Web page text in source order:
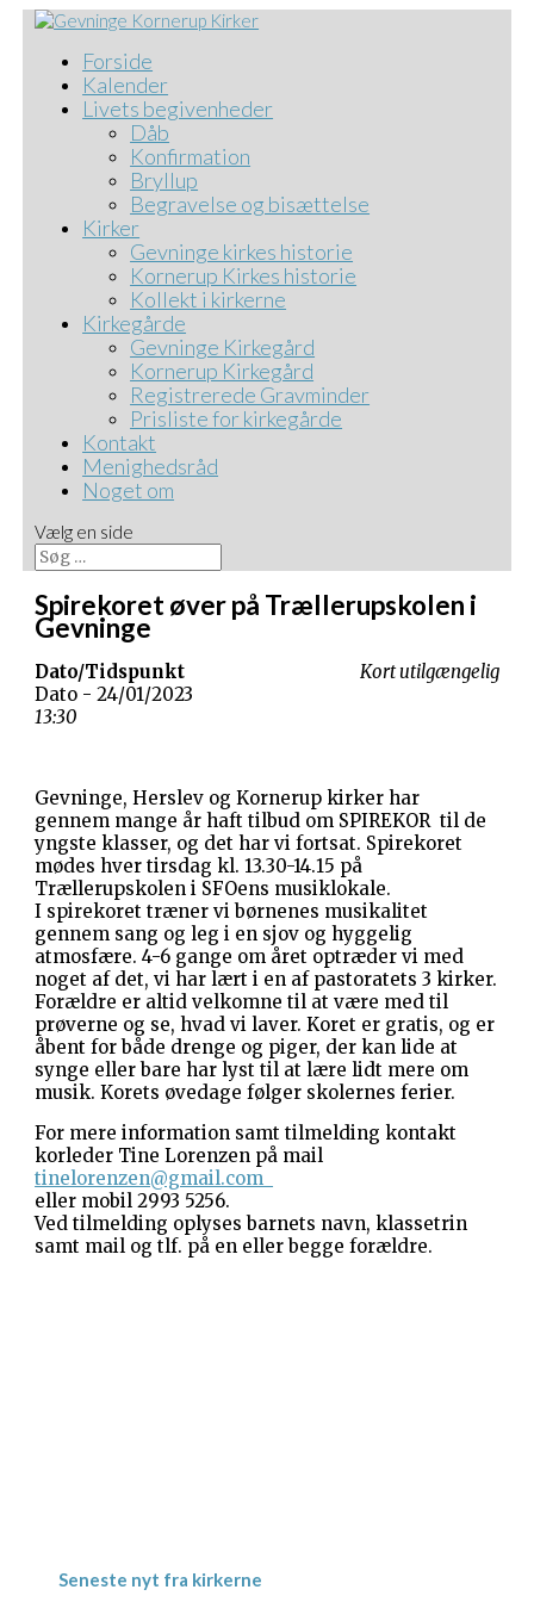
Forside
Kalender
Livets begivenheder
Dåb
Konfirmation
Bryllup
Begravelse og bisættelse
Kirker
Gevninge kirkes historie
Kornerup Kirkes historie
Kollekt i kirkerne
Kirkegårde
Gevninge Kirkegård
Kornerup Kirkegård
Registrerede Gravminder
Prisliste for kirkegårde
Kontakt
Menighedsråd
Noget om
Vælg en side
Spirekoret øver på Trællerupskolen i
Gevninge
Kort utilgængelig
Dato/Tidspunkt
Dato - 24/01/2023
13:30
Gevninge, Herslev og Kornerup kirker har
gennem mange år haft tilbud om SPIREKOR til de
yngste klasser, og det har vi fortsat. Spirekoret
mødes hver tirsdag kl. 13.30-14.15 på
Trællerupskolen i SFOens musiklokale.
I spirekoret træner vi børnenes musikalitet
gennem sang og leg i en sjov og hyggelig
atmosfære. 4-6 gange om året optræder vi med
noget af det, vi har lært i en af pastoratets 3 kirker.
Forældre er altid velkomne til at være med til
prøverne og se, hvad vi laver. Koret er gratis, og er
åbent for både drenge og piger, der kan lide at
synge eller bare har lyst til at lære lidt mere om
musik. Korets øvedage følger skolernes ferier.
For mere information samt tilmelding kontakt
korleder Tine Lorenzen på mail
tinelorenzen@gmail.com
eller mobil 2993 5256.
Ved tilmelding oplyses barnets navn, klassetrin
samt mail og tlf. på en eller begge forældre.
Seneste nyt fra kirkerne